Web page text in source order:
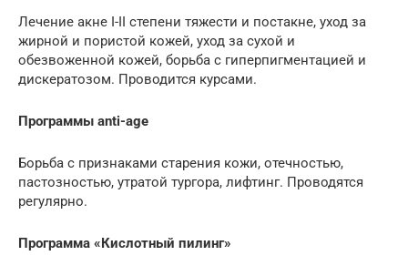
Лечение акне I-II степени тяжести и постакне, уход за
жирной и пористой кожей, уход за сухой и
обезвоженной кожей, борьба с гиперпигментацией и
дискератозом. Проводится курсами.
Программы anti-age
Борьба с признаками старения кожи, отечностью,
пастозностью, утратой тургора, лифтинг. Проводятся
регулярно.
Программа «Кислотный пилинг»